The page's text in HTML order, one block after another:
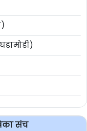
संच